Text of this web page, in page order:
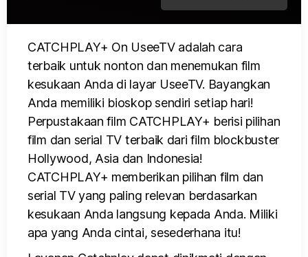
CATCHPLAY+ On UseeTV adalah cara
terbaik untuk nonton dan menemukan film
kesukaan Anda di layar UseeTV. Bayangkan
Anda memiliki bioskop sendiri setiap hari!
Perpustakaan film CATCHPLAY+ berisi pilihan
film dan serial TV terbaik dari film blockbuster
Hollywood, Asia dan Indonesia!
CATCHPLAY+ memberikan pilihan film dan
serial TV yang paling relevan berdasarkan
kesukaan Anda langsung kepada Anda. Miliki
apa yang Anda cintai, sesederhana itu!